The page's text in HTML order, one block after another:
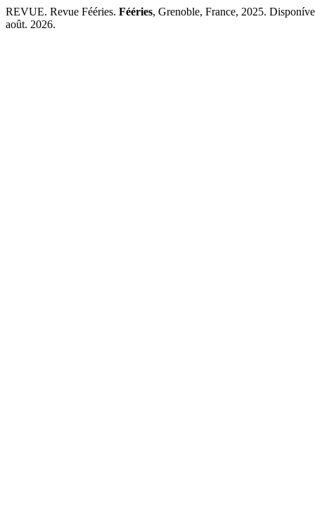
REVUE. Revue Fééries. Fééries, Grenoble, France, 2025.
août. 2026.